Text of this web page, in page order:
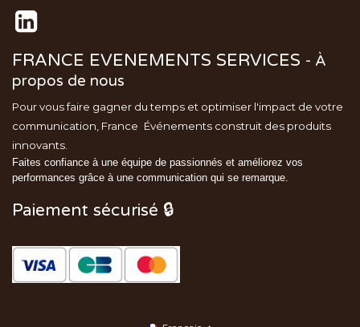
FRANCE EVENEMENTS SERVICES - À
propos de nous
Pour vous faire gagner du temps et optimiser l'impact de votre
communication, France Événements construit des produits
innovants.
Faites confiance à une équipe de passionnés et améliorez vos
performances grâce à une communication qui se remarque.
Paiement sécurisé 🔒